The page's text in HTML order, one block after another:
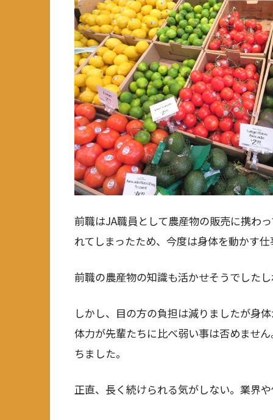
前職はJA職員として農産物の販売に携わ
れてしまったため、今度は身体を動かす
前職の農産物の知識も活かせそうでした
しかし、目の方の負担は減りましたが身
体力が先輩たちに比べ弱い事は否めませ
ちました。
正直、長く続けられる気がしない。業界